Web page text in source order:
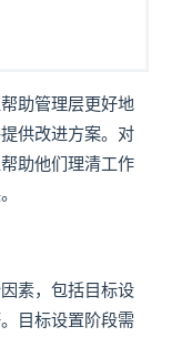
助管理层更好地
供改进方案。对
助他们理清工作
素，包括目标设
目标设置阶段需